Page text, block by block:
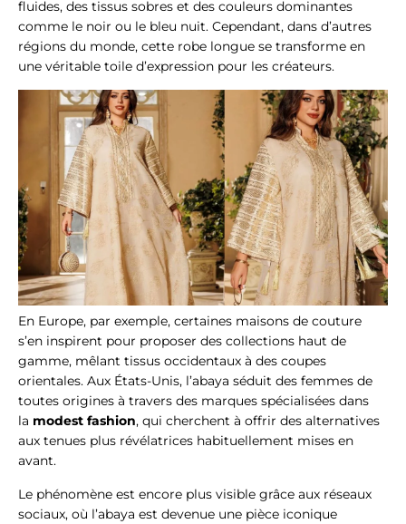
fluides, des tissus sobres et des couleurs dominantes
comme le noir ou le bleu nuit. Cependant, dans d’autres
régions du monde, cette robe longue se transforme en
une véritable toile d’expression pour les créateurs.
En Europe, par exemple, certaines maisons de couture
s’en inspirent pour proposer des collections haut de
gamme, mêlant tissus occidentaux à des coupes
orientales. Aux États-Unis, l’abaya séduit des femmes de
toutes origines à travers des marques spécialisées dans
la modest fashion, qui cherchent à offrir des alternatives
aux tenues plus révélatrices habituellement mises en
avant.
Le phénomène est encore plus visible grâce aux réseaux
sociaux, où l’abaya est devenue une pièce iconique